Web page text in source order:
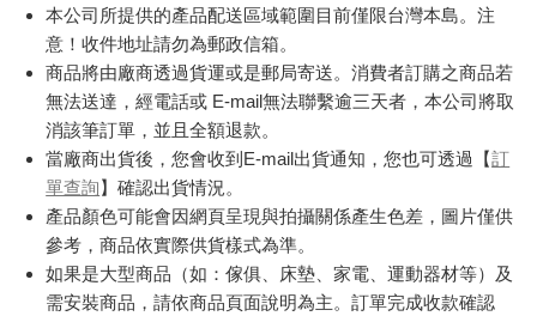
本公司所提供的產品配送區域範圍目前僅限台灣本島。注
意！收件地址請勿為郵政信箱。
商品將由廠商透過貨運或是郵局寄送。消費者訂購之商品若
無法送達，經電話或 E-mail無法聯繫逾三天者，本公司將取
消該筆訂單，並且全額退款。
當廠商出貨後，您會收到E-mail出貨通知，您也可透過【訂
單查詢】確認出貨情況。
產品顏色可能會因網頁呈現與拍攝關係產生色差，圖片僅供
參考，商品依實際供貨樣式為準。
如果是大型商品（如：傢俱、床墊、家電、運動器材等）及
需安裝商品，請依商品頁面說明為主。訂單完成收款確認